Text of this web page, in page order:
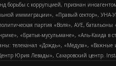
борьбы с коррупцией, признан
иммиграции», «Правый сектор»,
политическая партия «Воля», АУЕ,
«Братья-мусульмане», «Аль-Каида
телеканал «Дождь», «Медуза»,
Юрия Левады», Сахаровский центр.